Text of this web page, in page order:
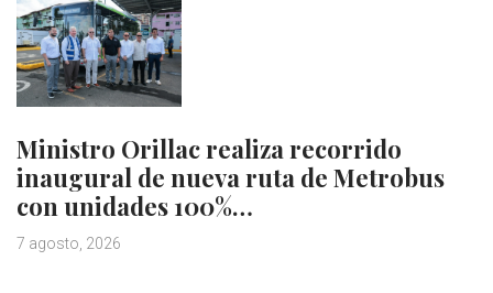
Ministro Orillac realiza recorrido
inaugural de nueva ruta de Metrobus
con unidades 100%…
7 agosto, 2026